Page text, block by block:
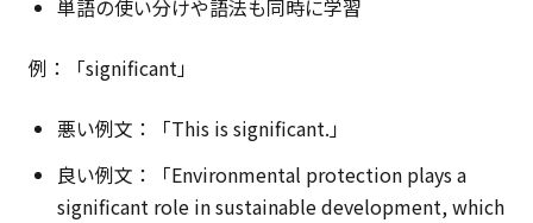
単語の使い分けや語法も同時に学習
例：「significant」
悪い例文：「This is significant.」
良い例文：「Environmental protection plays a
significant role in sustainable development, which